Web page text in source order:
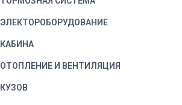
ЭЛЕКТОРОБОРУДОВАНИЕ
КАБИНА
ОТОПЛЕНИЕ И ВЕНТИЛЯЦИЯ
КУЗОВ